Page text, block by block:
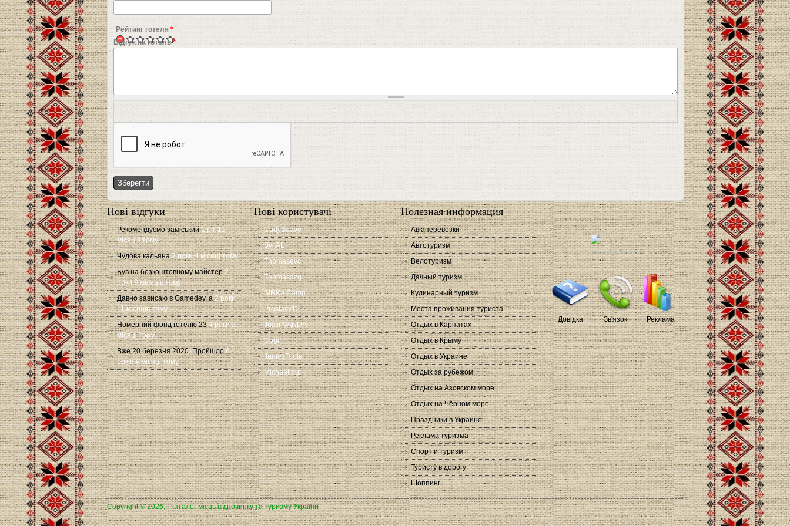
Рейтинг готеля *
Відгук на готель*
Нові відгуки
Рекомендуємо заміський 1 рік 11
місяців тому
Чудова кальяна 2 роки 4 місяці тому
Був на безкоштовному майстер 2
роки 9 місяців тому
Давно зависаю в Gamedev, а 2 роки
11 місяців тому
Номерний фонд готелю 23 4 роки 2
місяці тому
Вже 20 березня 2020. Пройшло 6
років 4 місяці тому
Нові користувачі
CadySeave
SvitAL
Thomasevc
Thomasdzq
SIRKA Camp
Proslavv12
JustinVANDA
Gogi
JamesToula
Michaelmut
Полезная информация
Авіаперевозки
Автотуризм
Велотуризм
Дачный туризм
Кулинарный туризм
Места проживания туриста
Отдых в Карпатах
Отдых в Крыму
Отдых в Украине
Отдых за рубежом
Отдых на Азовском море
Отдых на Чёрном море
Праздники в Украине
Реклама туризма
Спорт и туризм
Туристу в дорогу
Шоппинг
Довідка Зв'язок Реклама
Copyright © 2026, - каталог місць відпочинку та туризму України